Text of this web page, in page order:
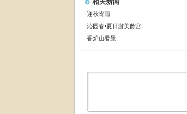
相关新闻
·迎秋寄雨
·沁园春•夏日游美龄宫
·香炉山看景